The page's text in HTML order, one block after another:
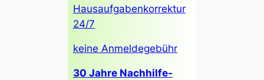
Hausaufgabenkorrektur
24/7
keine Anmeldegebühr
30 Jahre Nachhilfe-